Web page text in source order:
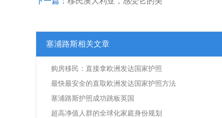
塞浦路斯相关文章
购房移民：直接拿欧洲发达国家护照
最快最安全的直取欧洲发达国家护照方法
塞浦路斯护照成功跳板英国
超高净值人群的全球化家庭身份规划